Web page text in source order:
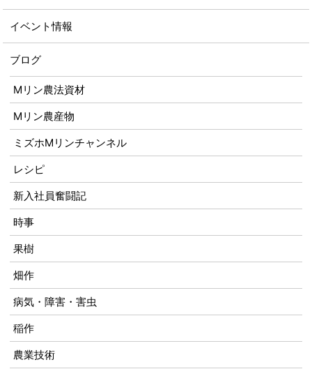
イベント情報
ブログ
Mリン農法資材
Mリン農産物
ミズホMリンチャンネル
レシピ
新入社員奮闘記
時事
果樹
畑作
病気・障害・害虫
稲作
農業技術